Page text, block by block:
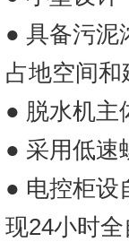
● 具备污泥
占地空间
● 脱水机主
● 采用低速
● 电控柜设
现24小时